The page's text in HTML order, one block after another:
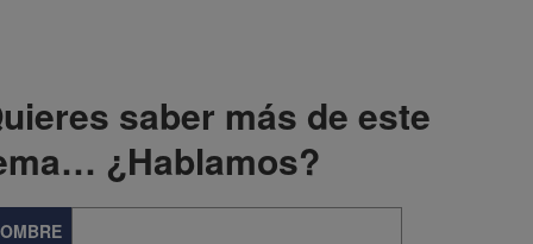
saber más de este
¿Hablamos?